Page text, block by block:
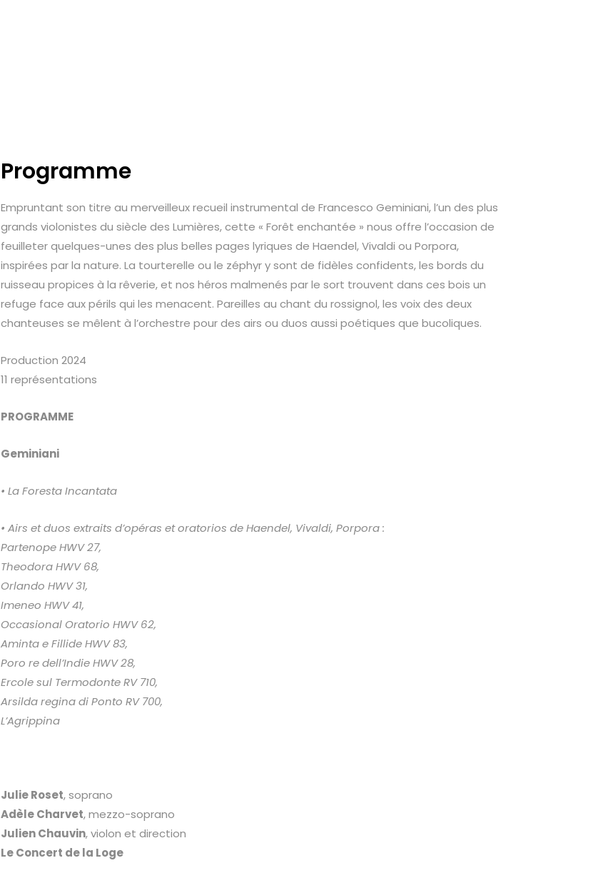
Programme
Empruntant son titre au merveilleux recueil instrumental de Francesco Geminiani, l’un des plus
grands violonistes du siècle des Lumières, cette « Forêt enchantée » nous offre l’occasion de
feuilleter quelques-unes des plus belles pages lyriques de Haendel, Vivaldi ou Porpora,
inspirées par la nature. La tourterelle ou le zéphyr y sont de fidèles confidents, les bords du
ruisseau propices à la rêverie, et nos héros malmenés par le sort trouvent dans ces bois un
refuge face aux périls qui les menacent. Pareilles au chant du rossignol, les voix des deux
chanteuses se mêlent à l’orchestre pour des airs ou duos aussi poétiques que bucoliques.
Production 2024
11 représentations
PROGRAMME
Geminiani
• La Foresta Incantata
• Airs et duos extraits d’opéras et oratorios de Haendel, Vivaldi, Porpora :
Partenope HWV 27,
Theodora HWV 68,
Orlando HWV 31,
Imeneo HWV 41,
Occasional Oratorio HWV 62,
Aminta e Fillide HWV 83,
Poro re dell’Indie HWV 28,
Ercole sul Termodonte RV 710,
Arsilda regina di Ponto RV 700,
L’Agrippina
Julie Roset, soprano
Adèle Charvet, mezzo-soprano
Julien Chauvin, violon et direction
Le Concert de la Loge